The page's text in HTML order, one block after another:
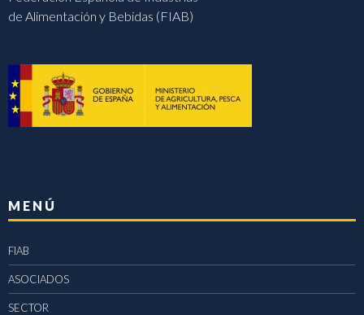
de Alimentación y Bebidas (FIAB)
MENÚ
FIAB
ASOCIADOS
SECTOR